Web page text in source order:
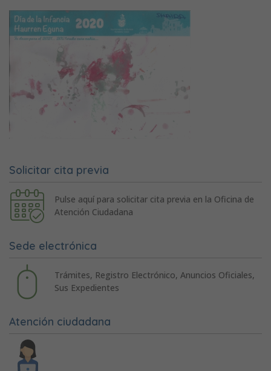
Solicitar cita previa
Pulse aquí para solicitar cita previa en la Oficina de
Atención Ciudadana
Sede electrónica
Trámites, Registro Electrónico, Anuncios Oficiales,
Sus Expedientes
Atención ciudadana